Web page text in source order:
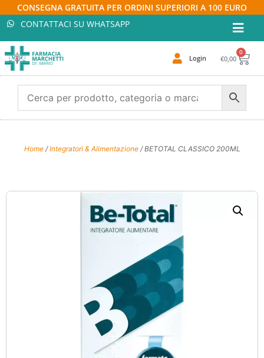
CONSEGNA GRATUITA PER ORDINI SUPERIORI A 100 EURO
CONTATTACI SU WHATSAPP
Login €0,00
0
Home/Integratori & Alimentazione/ BETOTAL CLASSICO 200ML